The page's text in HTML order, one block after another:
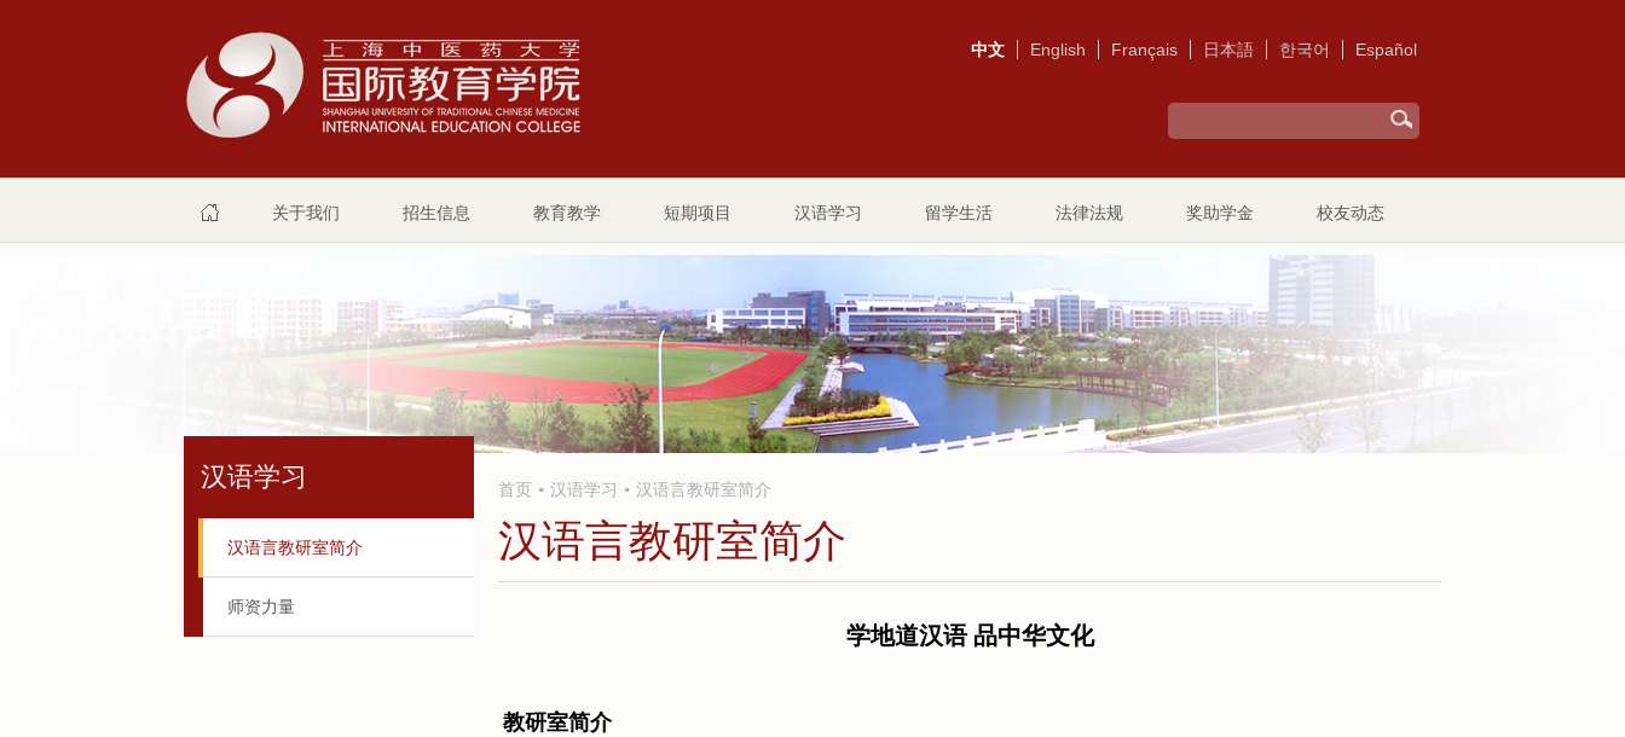
中文 English Français 日本語 한국어 Español
关于我们 招生信息 教育教学 短期项目 汉语学习 留学生活 法律法规 奖助学金 校友动态
汉语学习
汉语言教研室简介
师资力量
首页 汉语学习 汉语言教研室简介
汉语言教研室简介
学地道汉语 品中华文化
教研室简介